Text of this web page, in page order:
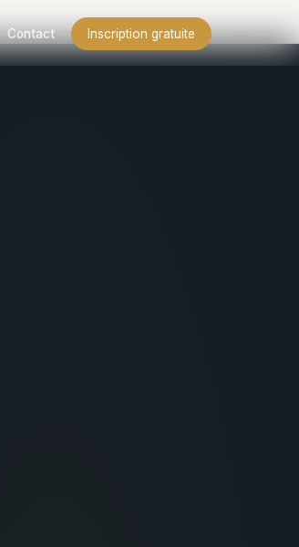
Contact Inscription gratuite